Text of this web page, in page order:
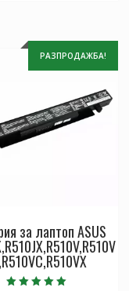
РАЗПРОДАЖБА!
за лаптоп ASUS